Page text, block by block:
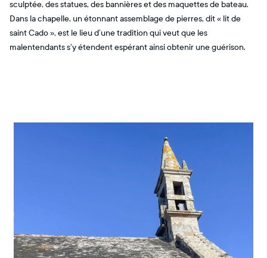
sculptée, des statues, des bannières et des maquettes de bateau.
Dans la chapelle, un étonnant assemblage de pierres, dit « lit de
saint Cado », est le lieu d’une tradition qui veut que les
malentendants s’y étendent espérant ainsi obtenir une guérison.